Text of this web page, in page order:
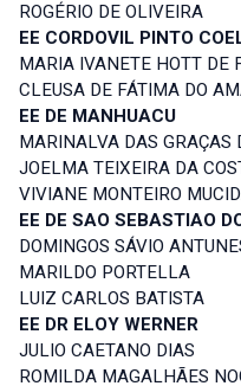
ROGÉRIO DE OLIVEIRA
EE CORDOVIL PINTO
MARIA IVANETE HOTT DE
CLEUSA DE FÁTIMA DO
EE DE MANHUACU
MARINALVA DAS GRAÇAS
JOELMA TEIXEIRA DA
VIVIANE MONTEIRO
EE DE SAO SEBASTIAO
DOMINGOS SÁVIO
MARILDO PORTELLA
LUIZ CARLOS BATISTA
EE DR ELOY WERNER
JULIO CAETANO DIAS
ROMILDA MAGALHÃES